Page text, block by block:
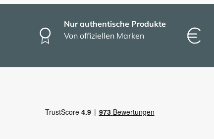
Nur authentische Produkte
Von offiziellen Marken